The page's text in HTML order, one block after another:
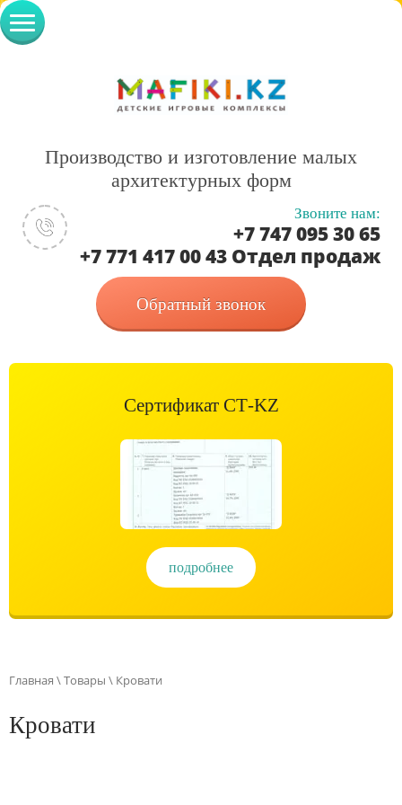
Производство и изготовление малых
архитектурных форм
Звоните нам:
+7 747 095 30 65
+7 771 417 00 43 Отдел продаж
Обратный звонок
Сертификат СТ-KZ
подробнее
Главная \Товары \ Кровати
Кровати